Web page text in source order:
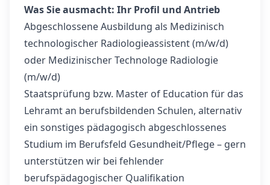
Was Sie ausmacht: Ihr Profil und Antrieb
Abgeschlossene Ausbildung als Medizinisch
technologischer Radiologieassistent (m/w/d)
oder Medizinischer Technologe Radiologie
(m/w/d)
Staatsprüfung bzw. Master of Education für das
Lehramt an berufsbildenden Schulen, alternativ
ein sonstiges pädagogisch abgeschlossenes
Studium im Berufsfeld Gesundheit/Pflege – gern
unterstützen wir bei fehlender
berufspädagogischer Qualifikation